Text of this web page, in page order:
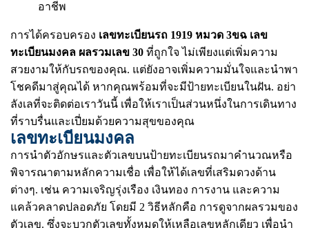
อาชีพ
การได้ครอบครอง เลขทะเบียนรถ 1919 หมวด 3ขฉ เลข
ทะเบียนมงคล ผลรวมเลข 30 ที่ถูกใจ ไม่เพียงแต่เพิ่มความ
สวยงามให้กับรถของคุณ. แต่ยังอาจเพิ่มความมั่นใจและนำพา
โชคดีมาสู่คุณได้ หากคุณพร้อมที่จะมีป้ายทะเบียนในฝัน. อย่า
ลังเลที่จะติดต่อเราวันนี้ เพื่อให้เราเป็นส่วนหนึ่งในการเดินทาง
ที่ราบรื่นและเปี่ยมด้วยความสุขของคุณ
เลขทะเบียนมงคล
การนำตัวอักษรและตัวเลขบนป้ายทะเบียนรถมาคำนวณหรือ
พิจารณาตามหลักความเชื่อ เพื่อให้ได้เลขที่เสริมดวงด้าน
ต่างๆ. เช่น ความเจริญรุ่งเรือง เงินทอง การงาน และความ
แคล้วคลาดปลอดภัย โดยมี 2 วิธีหลักคือ การดูจากผลรวมของ
ตัวเลข. ซึ่งจะบวกตัวเลขทั้งหมดให้เหลือเลขหลักเดียว เพื่อนำ